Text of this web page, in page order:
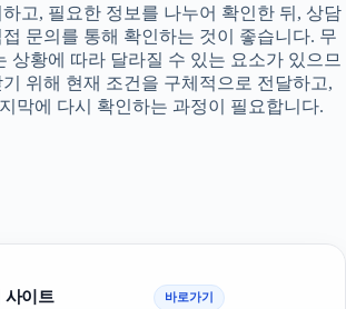
고, 필요한 정보를 나누어 확인한 뒤, 상담
문의를 통해 확인하는 것이 좋습니다. 무
상황에 따라 달라질 수 있는 요소가 있으므
위해 현재 조건을 구체적으로 전달하고,
막에 다시 확인하는 과정이 필요합니다.
사이트 바로가기